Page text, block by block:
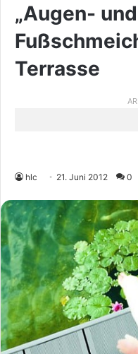
„Augen- und
Terrasse
hlc 21. Juni 2012 0